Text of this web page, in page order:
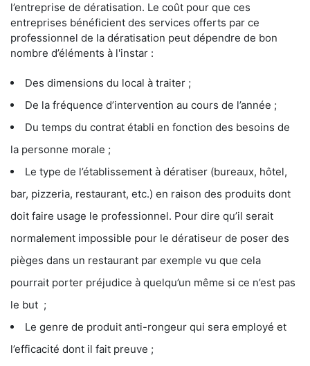
l’entreprise de dératisation. Le coût pour que ces
entreprises bénéficient des services offerts par ce
professionnel de la dératisation peut dépendre de bon
nombre d’éléments à l'instar :
Des dimensions du local à traiter ;
De la fréquence d’intervention au cours de l’année ;
Du temps du contrat établi en fonction des besoins de
la personne morale ;
Le type de l’établissement à dératiser (bureaux, hôtel,
bar, pizzeria, restaurant, etc.) en raison des produits dont
doit faire usage le professionnel. Pour dire qu’il serait
normalement impossible pour le dératiseur de poser des
pièges dans un restaurant par exemple vu que cela
pourrait porter préjudice à quelqu’un même si ce n’est pas
le but ;
Le genre de produit anti-rongeur qui sera employé et
l’efficacité dont il fait preuve ;